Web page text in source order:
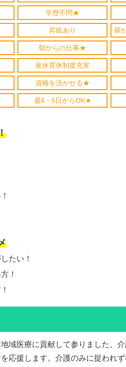
学歴不問★
昇給あり 昼
朝からの仕事★
産休育休制度充実
資格を活かせる★
週4・5日からOK★
たい！
！
域医療に貢献して参りました。
応援します。介護のみに捉われ